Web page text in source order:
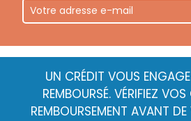
UN CRÉDIT VOUS
REMBOURSÉ. VÉRIFIEZ
REMBOURSEMENT AVANT